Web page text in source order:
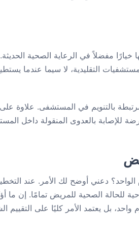
مفضلاً في الرعاية الصحية
التقليدية، لا سيما عندما
بالتنويم في المستشفى. علاوة
للإصابة بالعدوى المنقولة داخل
دعني أوضح لك الأمر. عند التخطيط
للحالة الصحية للمريض تمامًا. إن ما
واحد، بل يعتمد الأمر كليًا على